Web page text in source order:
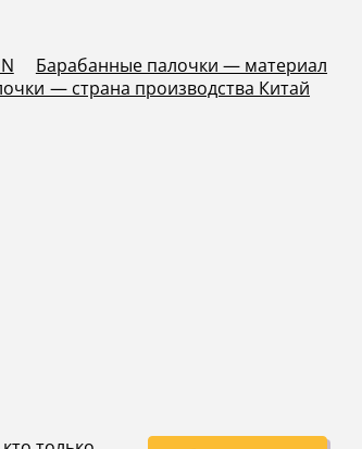
Барабанные палочки — материал
— страна производства Китай